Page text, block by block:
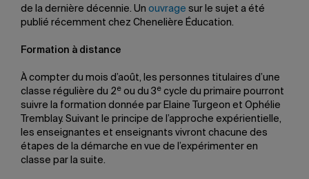
de la dernière décennie. Un ouvrage sur le sujet a été
publié récemment chez Chenelière Éducation.
Formation à distance
À compter du mois d’août, les personnes titulaires d’une
classe régulière du 2 e ou du 3 e cycle du primaire pourront
suivre la formation donnée par Elaine Turgeon et Ophélie
Tremblay. Suivant le principe de l’approche expérientielle,
les enseignantes et enseignants vivront chacune des
étapes de la démarche en vue de l’expérimenter en
classe par la suite.